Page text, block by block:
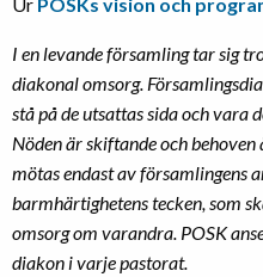
I en levande församling tar sig
diakonal omsorg.
stå på de utsattas sida och vara
Nöden är skiftande och
mötas endast av församlingens
barmhärtighetens tecken, som
omsorg om varandra. POSK
diakon i varje pastorat.